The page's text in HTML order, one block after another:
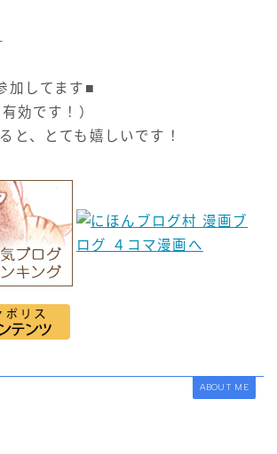
加してます■
効です！）
と、とても嬉しいです！
ABOUT ME